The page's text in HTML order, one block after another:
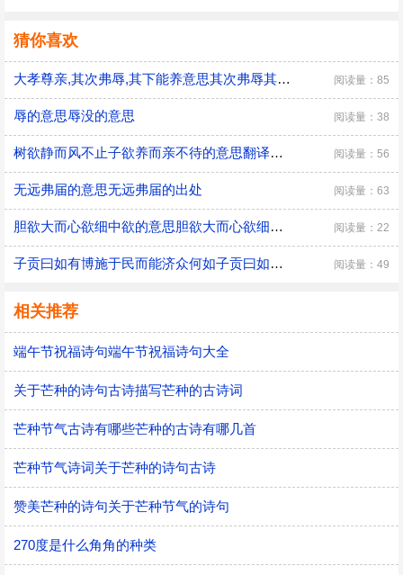
猜你喜欢
大孝尊亲,其次弗辱,其下能养意思其次弗辱其下能养出自哪里 阅读量：85
辱的意思辱没的意思 阅读量：38
树欲静而风不止子欲养而亲不待的意思翻译树欲静而风不止子欲养而亲不待 阅读量：56
无远弗届的意思无远弗届的出处 阅读量：63
胆欲大而心欲细中欲的意思胆欲大而心欲细的欲的意思 阅读量：22
子贡曰如有博施于民而能济众何如子贡曰如有博施于民而能济众何如可谓仁乎翻译 阅读量：49
相关推荐
端午节祝福诗句端午节祝福诗句大全
关于芒种的诗句古诗描写芒种的古诗词
芒种节气古诗有哪些芒种的古诗有哪几首
芒种节气诗词关于芒种的诗句古诗
赞美芒种的诗句关于芒种节气的诗句
270度是什么角角的种类